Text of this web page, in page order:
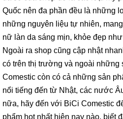
Quốc nên đa phần đều là những
những nguyên liệu tự nhiên,
nữ làn da sáng mịn, khỏe đẹp
Ngoài ra shop cũng cập nhật
có trên thị trường và ngoài những
Comestic còn có cả những sản
nổi tiếng đến từ Nhật, các nước
nữa, hãy đến với BiCi Comestic
phẩm hot nhất hiện nay nào, biết